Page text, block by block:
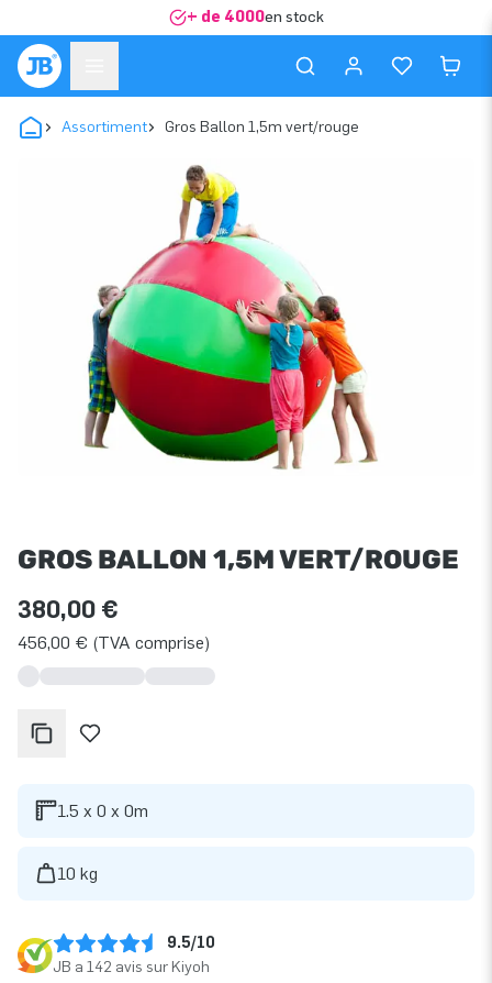
+ de 4000en stock
Assortiment Gros Ballon 1,5m vert/rouge
GROS BALLON 1,5M VERT/ROUGE
380,00 €
456,00 € (TVA comprise)
1.5 x 0 x 0m
10 kg
9.5/10
JB a 142 avis sur Kiyoh